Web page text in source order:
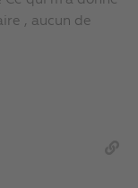
, aucun de